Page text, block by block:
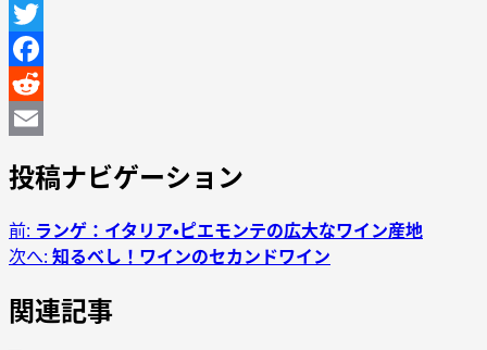
Line
Twitter
Facebook
Reddit
投稿ナビゲーション
前: ランゲ：イタリア・ピエモンテの広大なワイン産地
次へ: 知るべし！ワインのセカンドワイン
関連記事